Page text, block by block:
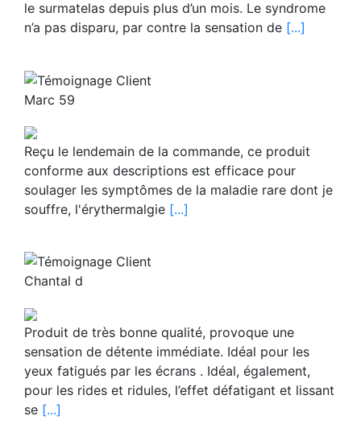
le surmatelas depuis plus d’un mois. Le syndrome
n’a pas disparu, par contre la sensation de [...]
Marc 59
Reçu le lendemain de la commande, ce produit
conforme aux descriptions est efficace pour
soulager les symptômes de la maladie rare dont je
souffre, l'érythermalgie [...]
Chantal d
Produit de très bonne qualité, provoque une
sensation de détente immédiate. Idéal pour les
yeux fatigués par les écrans . Idéal, également,
pour les rides et ridules, l’effet défatigant et lissant
se [...]